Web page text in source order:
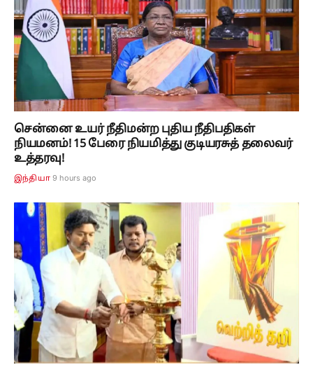
சென்னை உயர் நீதிமன்ற புதிய நீதிபதிகள்
நியமனம்! 15 பேரை நியமித்து குடியரசுத் தலைவர்
உத்தரவு!
இந்தியா 9 hours ago